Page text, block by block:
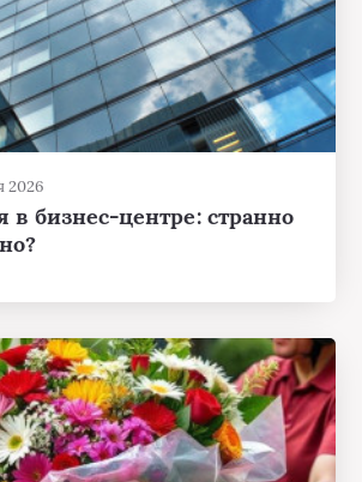
2026
в бизнес-центре: странно